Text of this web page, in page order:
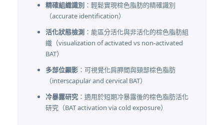
精確組織識別 ：輕鬆實現棕色脂肪的精確識別
（accurate identification）
活化狀態檢測 ：能區分活化與非活化的棕色脂肪組
織（visualization of activated vs non-activated
BAT）
多部位顯影 ：可視覺化肩胛間與頸部棕色脂肪
（interscapular and cervical BAT）
冷暴露研究 ：適用於短期冷暴露後的棕色脂肪活化
研究（BAT activation via cold exposure）